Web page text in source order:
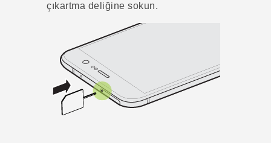
çıkartma deliğine sokun.